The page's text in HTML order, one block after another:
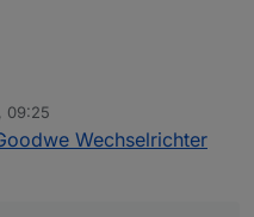
Real Time Werte sind
ist der Energiefluss Adapter
09:25
Wechselrichter